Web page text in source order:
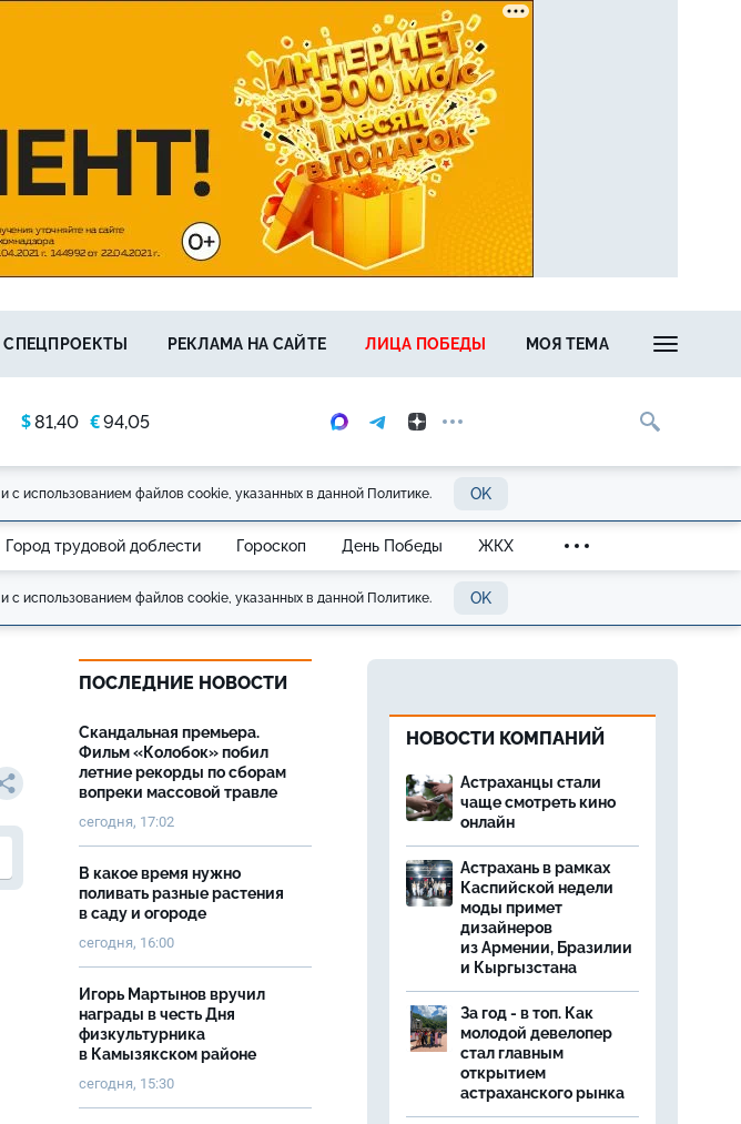
$81,40 €94,05
СПЕЦПРОЕКТЫ РЕКЛАМА НА САЙТЕ ЛИЦА ПОБЕДЫ МОЯ ТЕМА
и с использованием файлов cookie, указанных в данной Политике. OK
Город трудовой доблести Гороскоп День Победы ЖКХ
и с использованием файлов cookie, указанных в данной Политике. OK
ПОСЛЕДНИЕ НОВОСТИ
Скандальная премьера.
Фильм «Колобок» побил
летние рекорды по сборам
вопреки массовой травле
сегодня, 17:02
В какое время нужно
поливать разные растения
в саду и огороде
сегодня, 16:00
Игорь Мартынов вручил
награды в честь Дня
физкультурника
в Камызякском районе
сегодня, 15:30
НОВОСТИ КОМПАНИЙ
Астраханцы стали
чаще смотреть кино
онлайн
Астрахань в рамках
Каспийской недели
моды примет
дизайнеров
из Армении, Бразилии
и Кыргызстана
За год - в топ. Как
молодой девелопер
стал главным
открытием
астраханского рынка